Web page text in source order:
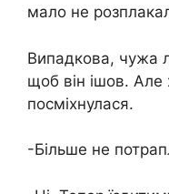
мало не
Випадкова, чужа
щоб він ішов. Але
посміхнулася.
-Більше не